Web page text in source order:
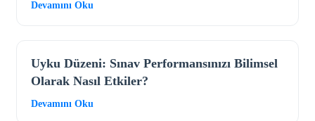
Devamını Oku
Uyku Düzeni: Sınav Performansınızı Bilimsel
Olarak Nasıl Etkiler?
Devamını Oku